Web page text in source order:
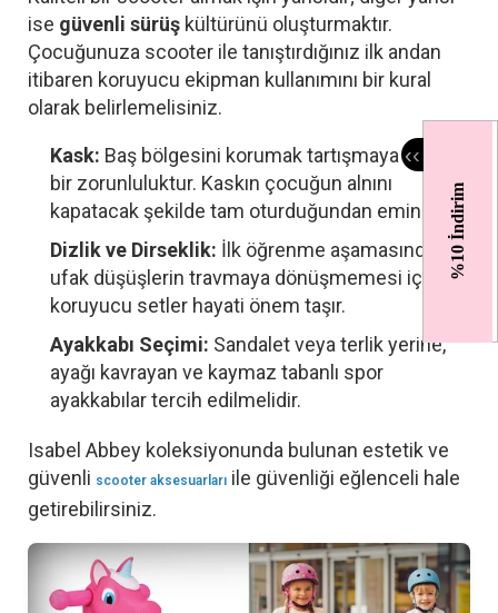
%10 İndirim
‹‹
ise güvenli sürüş kültürünü oluşturmaktır.
Çocuğunuza scooter ile tanıştırdığınız ilk andan
itibaren koruyucu ekipman kullanımını bir kural
olarak belirlemelisiniz.
Kask: Baş bölgesini korumak tartışmaya kapalı
bir zorunluluktur. Kaskın çocuğun alnını
kapatacak şekilde tam oturduğundan emin olun.
Dizlik ve Dirseklik: İlk öğrenme aşamasındaki
ufak düşüşlerin travmaya dönüşmemesi için
koruyucu setler hayati önem taşır.
Ayakkabı Seçimi: Sandalet veya terlik yerine,
ayağı kavrayan ve kaymaz tabanlı spor
ayakkabılar tercih edilmelidir.
Isabel Abbey koleksiyonunda bulunan estetik ve
güvenli scooter aksesuarları ile güvenliği eğlenceli hale
getirebilirsiniz.